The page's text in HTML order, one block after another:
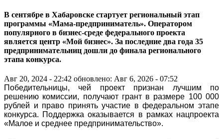
В сентябре в Хабаровске стартует региональный этап
программы «Мама-предприниматель». Оператором
популярного в бизнес-среде федерального проекта
является центр «Мой бизнес». За последние два года 35
предпринимательниц дошли до финала регионального
этапа конкурса.
Авг 20, 2024 - 22:42 обновлено: Авг 6, 2026 - 07:52
Победительницы, чей проект признан лучшим по
решению комиссии, получают грант в размере 100 000
рублей и право принять участие в федеральном этапе
конкурса. Поддержка оказывается в рамках нацпроекта
«Малое и среднее предпринимательство».